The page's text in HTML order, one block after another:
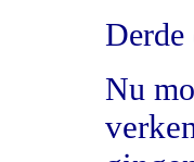
Derde
Nu